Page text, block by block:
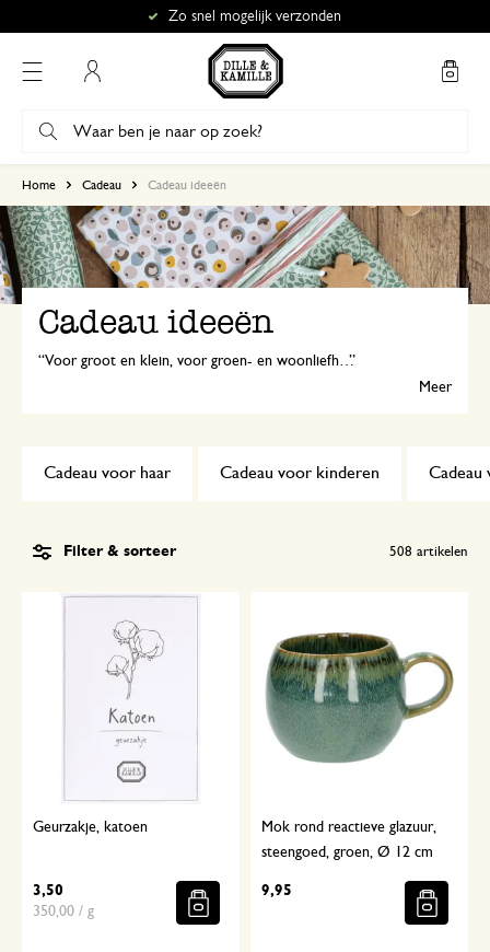
Zo snel mogelijk verzonden
Home Cadeau Cadeau ideeën
Cadeau ideeën
Voor groot en klein, voor groen- en woonliefhebbers, voor creatievelingen en thuiskoks: bij Dille & Kamille vind je voor iedereen een mooi cadeau!
Meer
Cadeau voor haar Cadeau voor kinderen Cadeau
Filter & sorteer 508 artikelen
Geurzakje, katoen
3,50
350,00 / g
Mok rond reactieve glazuur,
steengoed, groen, Ø 12 cm
9,95